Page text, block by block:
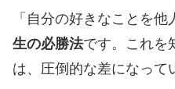
「自分の好きなことを他
生の必勝法です。これを
は、圧倒的な差になって